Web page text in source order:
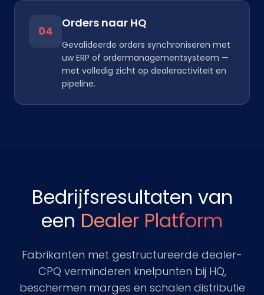
04
Orders naar HQ
Gevalideerde orders synchroniseren met
uw ERP of ordermanagementsysteem —
met volledig zicht op dealeractiviteit en
pipeline.
Bedrijfsresultaten van
een Dealer Platform
Fabrikanten met gestructureerde dealer-
CPQ verminderen knelpunten bij HQ,
beschermen marges en schalen distributie